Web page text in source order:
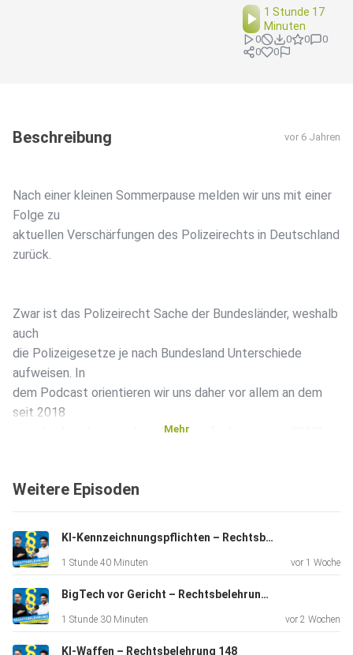
1 Stunde 17
Minuten
0 0 0
0
0
0
Beschreibung vor 6 Jahren
Nach einer kleinen Sommerpause melden wir uns mit einer
Folge zu
aktuellen Verschärfungen des Polizeirechts in Deutschland
zurück.
Zwar ist das Polizeirecht Sache der Bundesländer, weshalb
auch
die Polizeigesetze je nach Bundesland Unterschiede
aufweisen. In
dem Podcast orientieren wir uns daher vor allem an dem
seit 2018
verschärften bayerischen Polizeiaufgabengesetz (PAG),
Derzeit werden Bestrebungen unternommen, bzw. waren
schon
erfolgreich, den Handlungsspielraum der Polizei
auszuweiten.
Traditionell durfte die Polizei nur dann eingreifen, wenn
Mehr
Weitere Episoden
KI-Kennzeichnungspflichten – Rechtsbelehrung 150
1 Stunde 40 Minuten vor 1 Woche
BigTech vor Gericht – Rechtsbelehrung 149
1 Stunde 30 Minuten vor 2 Wochen
KI-Waffen – Rechtsbelehrung 148